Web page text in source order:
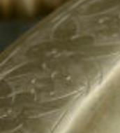
誠光社で
おすすめ
紹介します
おすすめ